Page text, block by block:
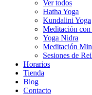
Ver todos
Hatha Yoga
Kundalini Yoga
Meditación con
Yoga Nidra
Meditación
Sesiones de
Horarios
Tienda
Blog
Contacto